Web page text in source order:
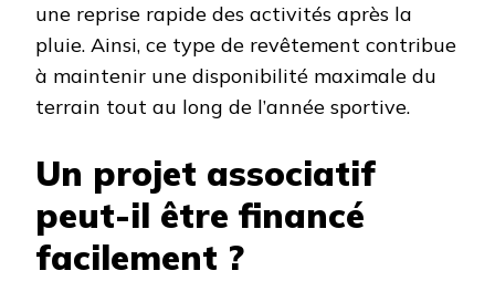
une reprise rapide des activités après la
pluie. Ainsi, ce type de revêtement contribue
à maintenir une disponibilité maximale du
terrain tout au long de l’année sportive.
Un projet associatif
peut-il être financé
facilement ?